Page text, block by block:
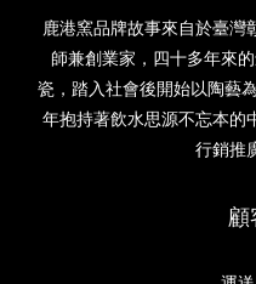
鹿港窯品牌故事來自於臺灣
師兼創業家，四十多年來
瓷，踏入社會後開始以陶藝
年抱持著飲水思源不忘本的
行銷推
顧